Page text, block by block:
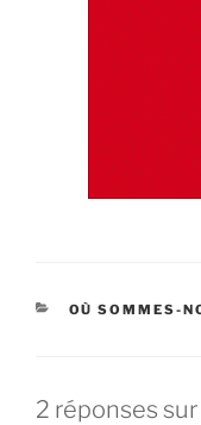
CATÉGORIES
OÙ SOMMES-
2 réponses